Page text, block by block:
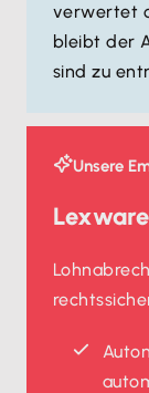
verwertet
bleibt der
sind zu
Unsere